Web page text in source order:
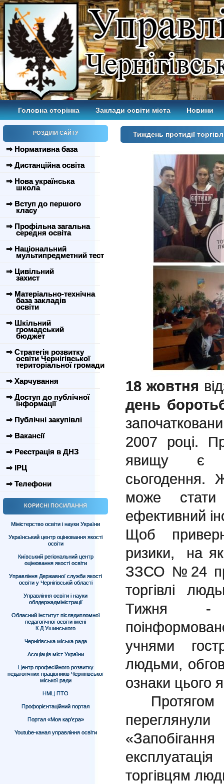
Головна сторінка Заклади освіти міста Новини
РОЗДІЛИ САЙТУ
⇒ Нормативна база
⇒ Дистанційна освіта
⇒ Нова українська
школа
⇒ Вступ до першого
класу
⇒ Профільна загальна
середня освіта
⇒ Національний
мультипредметний тест
⇒ Цивільний
захист
⇒ Матеріально-технічна
база закладів
освіти
⇒ Шкільний
громадський
бюджет
⇒ Стратегія розвитку
освіти Чернігівської
територіальної громади
⇒ Харчування
⇒ Доступ до публічної
інформації
⇒ Публічні закупівлі
⇒ Вакансії
⇒ Реєстрація в ДНЗ
⇒ ІРЦ
⇒ Телефони
КОРИСНІ ПОСИЛАННЯ
Міністерство освіти і науки України
Український центр оцінювання якості
освіти
Київський регіональний центр
оцінювання якості освіти
Управління Державної служби якості
освіти у Чернігівській області
Управління освіти і науки
облдержадміністрації
Обласний інститут післядипломної
педагогічної освіти імені
К.Д.Ушинського
Чернігівська міська рада
Асоціація міст України
Центр професійного розвитку
педагогічних працівників Чернігівської
міської ради
НМЦ ПТО
Профорієнтаційний портал
Портал «Моя кар’єра»
Youtube-канал управління освіти
Тиждень протидії
18 жовтня
день
2007 році.
явищу є
сьогодення.
може
ефективний
Щоб
ризики, на
ЗЗСО №24
торгівлі
Тижня -
учнями
людьми,
ознаки цього
торгівцям